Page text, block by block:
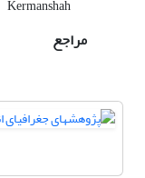
Kermanshah
مراجع